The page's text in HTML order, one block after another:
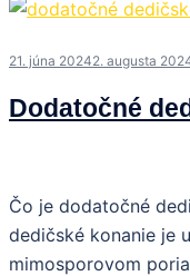
21. júna 20242. augusta
Dodatočné
Čo je dodatočné
dedičské konanie je
mimosporovom